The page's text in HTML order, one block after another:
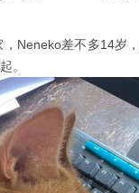
Neneko差不多14岁
。